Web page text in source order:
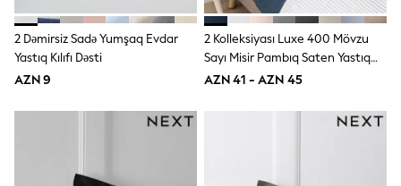
Long Sleeve
Short Sleeve
Printed T-Shirts
Plain T-Shirts
Pyjamas
Socks & Tights
Dresses & Playsuits
2 Dəmirsiz Sadə Yumşaq Evdar
Yastıq Kılıfı Dəsti
AZN 9
2 Kolleksiyası Luxe 400 Mövzu
Sayı Misir Pambıq Saten Yastıq
Üzləri Dəsti
AZN 41 - AZN 45